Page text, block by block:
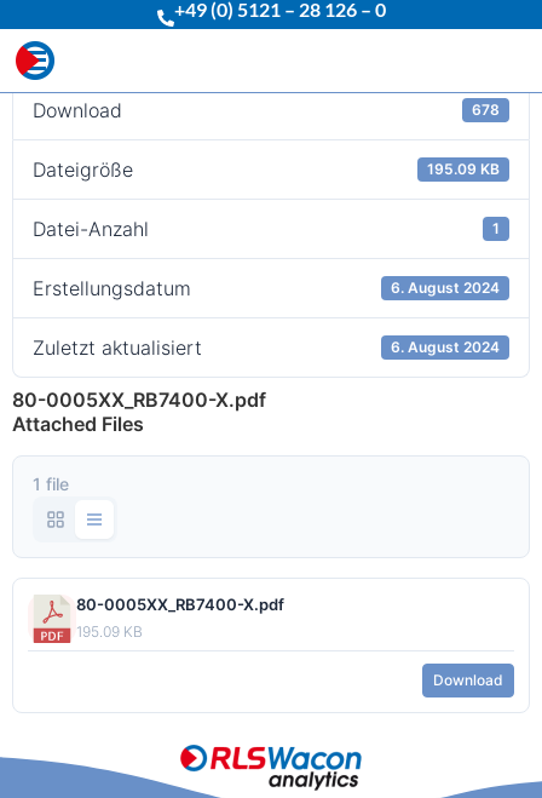
+49 (0) 5121 – 28 126 – 0
Download
Download 678
Dateigröße 195.09 KB
Datei-Anzahl 1
Erstellungsdatum 6. August 2024
Zuletzt aktualisiert 6. August 2024
80-0005XX_RB7400-X.pdf
Attached Files
1 file
80-0005XX_RB7400-X.pdf
195.09 KB
Download